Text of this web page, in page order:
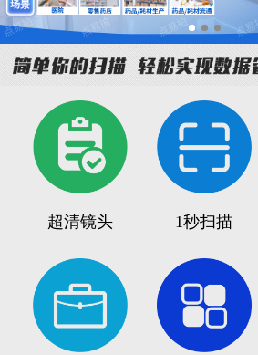
超清镜头 1秒扫描